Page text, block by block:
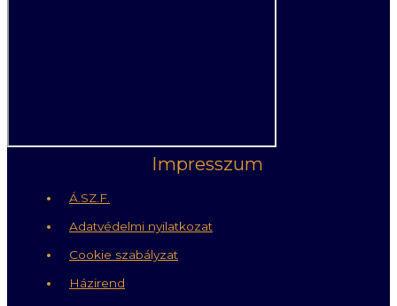
Impresszum
Á.SZ.F.
Adatvédelmi nyilatkozat
Cookie szabályzat
Házirend